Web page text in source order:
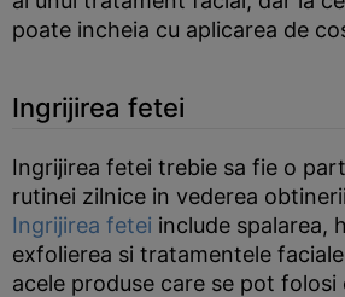
poate incheia cu aplicarea de
Ingrijirea fetei
Ingrijirea fetei trebie sa fie o
rutinei zilnice in vederea
Ingrijirea fetei include spalarea,
exfolierea si tratamentele
acele produse care se pot folosi